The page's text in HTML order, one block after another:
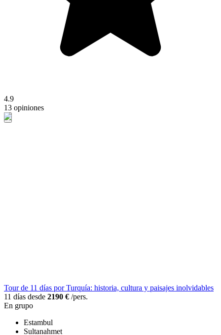
4.9
13 opiniones
Tour de 11 días por Turquía: historia, cultura y paisajes inolvidables
11 días desde 2190 € /pers.
En grupo
Estambul
Sultanahmet